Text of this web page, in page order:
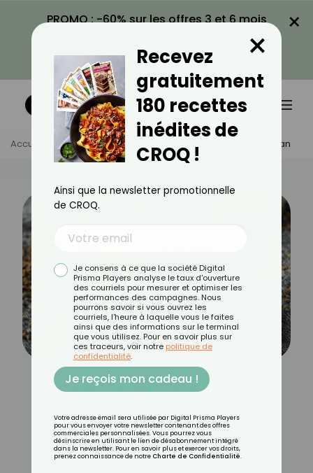
PROMO : -60% sur les offres 3 et 6 mois
VOIR LA PROMO
×
Accueil Actus Alimentation Les Bienfaits De L'ajowan
Les bienfaits de l'ajowan
Découvrez les 11 menus CROQ
Recevez
gratuitement
180 recettes
inédites de
CROQ !
×
Ainsi que la newsletter promotionnelle
de CROQ.
Je consens à ce que la société Digital
Prisma Players analyse le taux d'ouverture
des courriels pour mesurer et optimiser les
performances des campagnes. Nous
pourrons savoir si vous ouvrez les
courriels, l'heure à laquelle vous le faites
ainsi que des informations sur le terminal
que vous utilisez. Pour en savoir plus sur
ces traceurs, voir notre politique de
confidentialité.
Je reçois mon cadeau !
Votre adresse email sera utilisée par Digital Prisma Players
pour vous envoyer votre newsletter contenant des offres
commerciales personnalisées. Vous pourrez vous
désinscrire en utilisant le lien de désabonnement intégré
dans la newsletter. Pour en savoir plus et exercer vos droits,
prenez connaissance de notre Charte de Confidentialité.